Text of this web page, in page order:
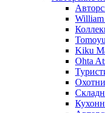
Kiku
Ohta